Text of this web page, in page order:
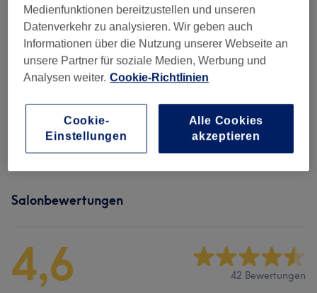
Damen - Haarschnitte & Stylings ( 11) ab 15 €
Haarverlängerung (10) ab 2,50 €
Haarkuren/Pflege & Dauerhafte
Haarglättung
(4)
ab 69 €
Salonbewertungen
4,6 42 Bewertungen
Medienfunktionen bereitzustellen und unseren
Datenverkehr zu analysieren. Wir geben auch
Informationen über die Nutzung unserer Webseite an
unsere Partner für soziale Medien, Werbung und
Analysen weiter. Cookie-Richtlinien
Cookie-
Einstellungen
Alle Cookies
akzeptieren